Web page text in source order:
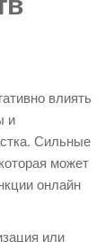
влиять
и
Сильные
может
онлайн
или